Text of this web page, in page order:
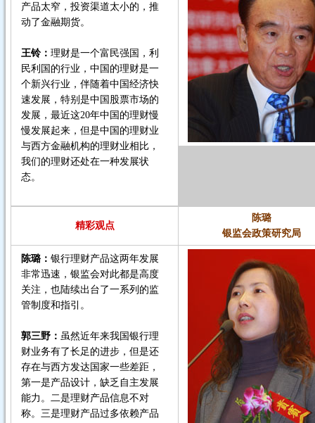
产品太窄，投资渠道太小的，推
动了金融期货。
王铃： 理财是一个富民强国，利
民利国的行业，中国的理财是一
个新兴行业，伴随着中国经济快
速发展，特别是中国股票市场的
发展，最近这20年中国的理财慢
慢发展起来，但是中国的理财业
与西方金融机构的理财业相比，
我们的理财还处在一种发展状
态。
精彩观点
陈璐
银监会政策研究局
陈璐： 银行理财产品这两年发展
非常迅速，银监会对此都是高度
关注，也陆续出台了一系列的监
管制度和指引。
郭三野： 虽然近年来我国银行理
财业务有了长足的进步，但是还
存在与西方发达国家一些差距，
第一是产品设计，缺乏自主发展
能力。二是理财产品信息不对
称。三是理财产品过多依赖产品